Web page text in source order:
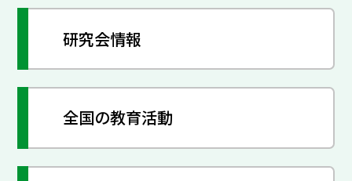
研究会情報
全国の教育活動